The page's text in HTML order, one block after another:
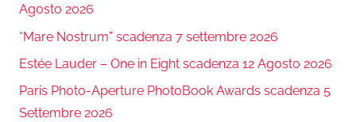
Agosto 2026
“Mare Nostrum” scadenza 7 settembre 2026
Estée Lauder – One in Eight scadenza 12 Agosto 2026
Paris Photo-Aperture PhotoBook Awards scadenza 5
Settembre 2026